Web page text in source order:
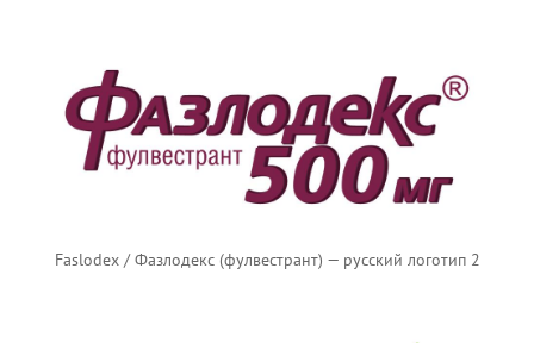
Faslodex / Фазлодекс (фулвестрант) — русский логотип 2